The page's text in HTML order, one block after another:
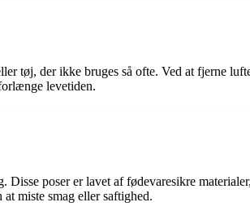
tøj, der ikke bruges så ofte. Ved at fjerne
levetiden.
poser er lavet af fødevaresikre
miste smag eller saftighed.